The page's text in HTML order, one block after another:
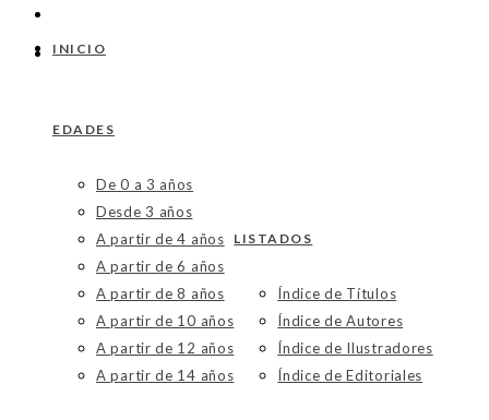
INICIO
EDADES
De 0 a 3 años
Desde 3 años
A partir de 4 años
A partir de 6 años
A partir de 8 años
A partir de 10 años
A partir de 12 años
A partir de 14 años
LISTADOS
Índice de Títulos
Índice de Autores
Índice de Ilustradores
Índice de Editoriales